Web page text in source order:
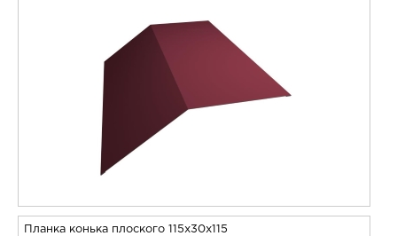
Планка конька плоского 115х30х115